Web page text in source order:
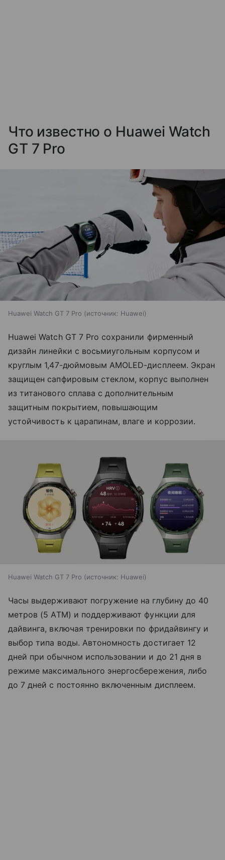
Что известно о Huawei Watch
GT 7 Pro
Huawei Watch GT 7 Pro источник: Huawei
Huawei Watch GT 7 Pro сохранили фирменный
дизайн линейки с восьмиугольным корпусом и
круглым 1,47-дюймовым AMOLED-дисплеем. Экран
защищен сапфировым стеклом, корпус выполнен
из титанового сплава с дополнительным
защитным покрытием, повышающим
устойчивость к царапинам, влаге и коррозии.
Huawei Watch GT 7 Pro источник: Huawei
Часы выдерживают погружение на глубину до 40
метров (5 ATM) и поддерживают функции для
дайвинга, включая тренировки по фридайвингу и
выбор типа воды. Автономность достигает 12
дней при обычном использовании и до 21 дня в
режиме максимального энергосбережения, либо
до 7 дней с постоянно включенным дисплеем.